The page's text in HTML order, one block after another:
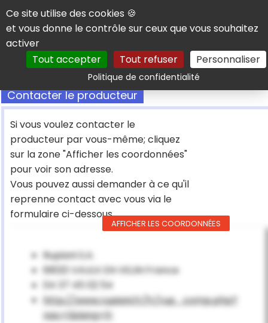
Panneau de gestion des cookies
Ce site utilise des cookies 🍪
et vous donne le contrôle sur ceux que vous souhaitez
activer
Tout accepter
Tout refuser Personnaliser
Politique de confidentialitéRechercher
Contacter le producteur
Si vous voulez contacter le
producteur par vous-même; cliquez
sur la zone "Afficher les coordonnées"
pour voir son adresse.
Vous pouvez aussi demander à ce qu'il
reprenne contact avec vous via le
formulaire ci-dessous
Rupiani S.A.
69120 VAULX EN VELIN France
04 37 45 02 54
http://www.rupiani.fr/fr/rup_comp.php?
nav=1&lang=fr
AFFICHER LES COORDONNÉES